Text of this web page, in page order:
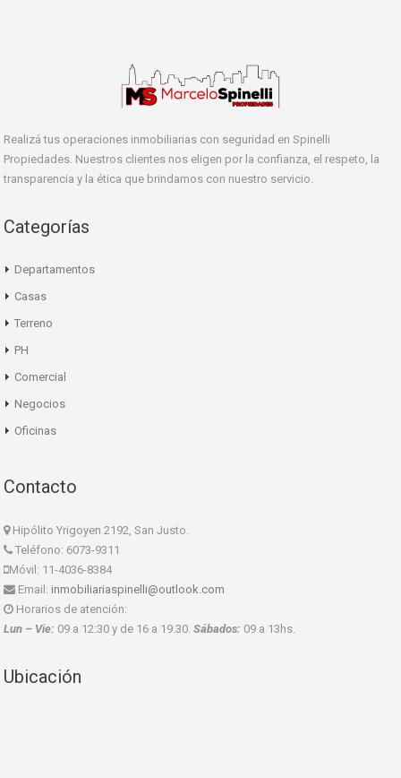
Realizá tus operaciones inmobiliarias con seguridad en Spinelli
Propiedades. Nuestros clientes nos eligen por la confianza, el respeto, la
transparencia y la ética que brindamos con nuestro servicio.
Categorías
Departamentos
Casas
Terreno
PH
Comercial
Negocios
Oficinas
Contacto
Hipólito Yrigoyen 2192, San Justo.
Teléfono: 6073-9311
Móvil: 11-4036-8384
Email: inmobiliariaspinelli@outlook.com
Horarios de atención:
Lun – Vie: 09 a 12:30 y de 16 a 19.30. Sábados: 09 a 13hs.
Ubicación